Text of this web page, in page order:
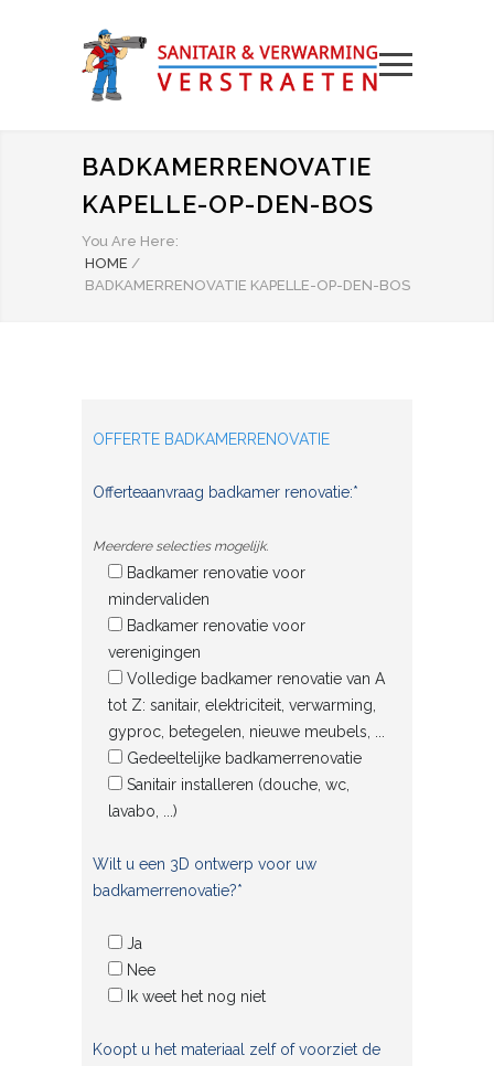
BADKAMERRENOVATIE
KAPELLE-OP-DEN-BOS
You Are Here:
HOME /
BADKAMERRENOVATIE KAPELLE-OP-DEN-BOS
OFFERTE BADKAMERRENOVATIE
Offerteaanvraag badkamer renovatie:*
Meerdere selecties mogelijk.
Badkamer renovatie voor
mindervaliden
Badkamer renovatie voor
verenigingen
Volledige badkamer renovatie van A
tot Z: sanitair, elektriciteit, verwarming,
gyproc, betegelen, nieuwe meubels, ...
Gedeeltelijke badkamerrenovatie
Sanitair installeren (douche, wc,
lavabo, ...)
Wilt u een 3D ontwerp voor uw
badkamerrenovatie?*
Ja
Nee
Ik weet het nog niet
Koopt u het materiaal zelf of voorziet de